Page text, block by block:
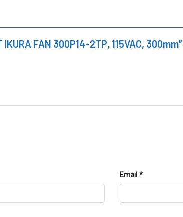
FAN 300P14-2TP, 115VAC, 300mm”
Email *